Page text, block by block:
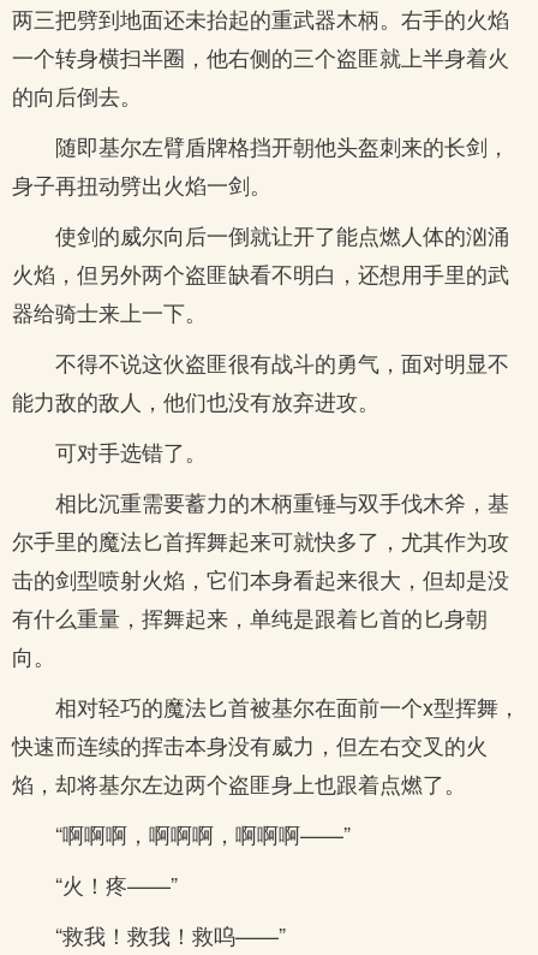
两三把劈到地面还未抬起的重武器木柄。右手的火焰
一个转身横扫半圈，他右侧的三个盗匪就上半身着火
的向后倒去。
随即基尔左臂盾牌格挡开朝他头盔刺来的长剑，
身子再扭动劈出火焰一剑。
使剑的威尔向后一倒就让开了能点燃人体的汹涌
火焰，但另外两个盗匪缺看不明白，还想用手里的武
器给骑士来上一下。
不得不说这伙盗匪很有战斗的勇气，面对明显不
能力敌的敌人，他们也没有放弃进攻。
可对手选错了。
相比沉重需要蓄力的木柄重锤与双手伐木斧，基
尔手里的魔法匕首挥舞起来可就快多了，尤其作为攻
击的剑型喷射火焰，它们本身看起来很大，但却是没
有什么重量，挥舞起来，单纯是跟着匕首的匕身朝
向。
相对轻巧的魔法匕首被基尔在面前一个x型挥舞，
快速而连续的挥击本身没有威力，但左右交叉的火
焰，却将基尔左边两个盗匪身上也跟着点燃了。
“啊啊啊，啊啊啊，啊啊啊——”
“火！疼——”
“救我！救我！救呜——”